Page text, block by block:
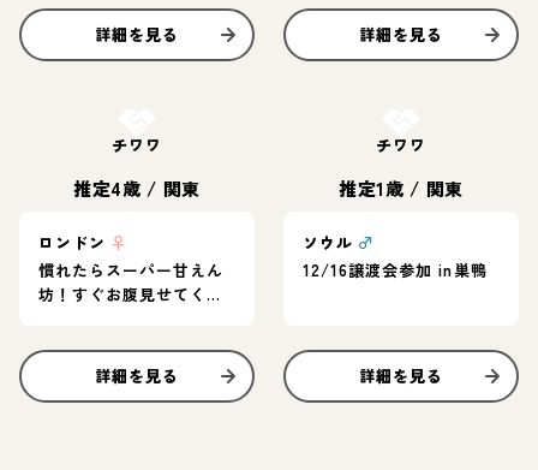
詳細を見る 詳細を見る
チワワ
推定4歳 / 関東
ロンドン ♀
慣れたらスーパー甘えん
坊！すぐお腹見せてくる
詳細を見る
チワワ
推定1歳 / 関東
ソウル ♂
12/16譲渡会参加 in巣鴨
詳細を見る